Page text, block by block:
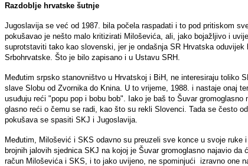
Razdoblje hrvatske šutnje
Jugoslavija se već od 1987. bila počela raspadati i to pod pritiskom
pokušavao je nešto malo kritizirati Miloševića, ali, jako bojažljivo i
suprotstaviti tako kao slovenski, jer je ondašnja SR Hrvatska
Srbohrvatske. Što je bilo zapisano i u Ustavu SRH.
Međutim srpsko stanovništvo u Hrvatskoj i BiH, ne interesiraju toliko
slave Slobu od Zvornika do Knina. U to vrijeme, 1988. i nastaje onaj
usuđuju reći "popu pop i bobu bob". Iako je baš to Šuvar
glasno reći o čemu se radi, kao što su rekli Slovenci. Tada se često
pokušava se spasiti SKJ i Jugoslavija.
Međutim, Milošević i SKS odavno su preuzeli sve konce u svoje
brojnih jalovih sjednica SKJ na kojoj je Šuvar gromoglasno najavio
račun Miloševića i SKS, i to jako uvijeno, ne spominjući izravno one